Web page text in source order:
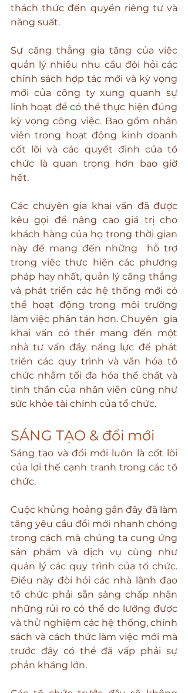
thách thức đến quyền riêng tư và
năng suất.
Sự căng thẳng gia tăng của việc
quản lý nhiều nhu cầu đòi hỏi các
chính sách hợp tác mới và kỳ vọng
mới của công ty xung quanh sự
linh hoạt để có thể thực hiện đúng
kỳ vọng công việc. Bao gồm nhân
viên trong hoạt động kinh doanh
cốt lõi và các quyết định của tổ
chức là quan trọng hơn bao giờ
hết.
Các chuyên gia khai vấn đã được
kêu gọi để nâng cao giá trị cho
khách hàng của họ trong thời gian
này để mang đến những  hỗ trợ
trong việc thực hiện các phương
pháp hay nhất, quản lý căng thẳng
và phát triển các hệ thống mới có
thể hoạt động trong môi trường
làm việc phân tán hơn. Chuyên  gia
khai vấn có thểr mang đến một
nhà tư vấn đầy năng lực để phát
triển các quy trình và văn hóa tổ
chức nhằm tối đa hóa thể chất và
tinh thần của nhân viên cũng như
sức khỏe tài chính của tổ chức.
SÁNG TẠO & đổi mới
Sáng tạo và đổi mới luôn là cốt lõi
của lợi thế cạnh tranh trong các tổ
chức.
Cuộc khủng hoảng gần đây đã làm
tăng yêu cầu đổi mới nhanh chóng
trong cách mà chúng ta cung ứng
sản phẩm và dịch vụ cũng như
quản lý các quy trình của tổ chức.
Điều này đòi hỏi các nhà lãnh đạo
tổ chức phải sẵn sàng chấp nhận
những rủi ro có thể do lường được
và thử nghiệm các hệ thống, chính
sách và cách thức làm việc mới mà
trước đây có thể đã vấp phải sự
phản kháng lớn.